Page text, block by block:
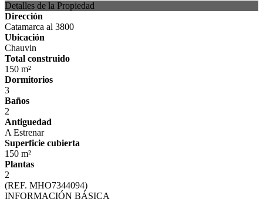
Detalles de la Propiedad
Dirección
Catamarca al 3800
Ubicación
Chauvin
Total construido
150 m²
Dormitorios
3
Baños
2
Antiguedad
A Estrenar
Superficie cubierta
150 m²
Plantas
2
(REF. MHO7344094)
INFORMACIÓN BÁSICA